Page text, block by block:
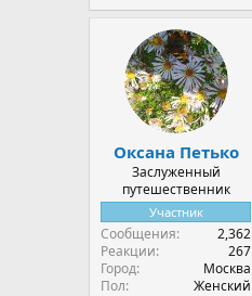
Оксана Петько
Заслуженный
путешественник
Участник
Сообщения
2,362
Реакции
267
Город
Москва
Пол
Женский